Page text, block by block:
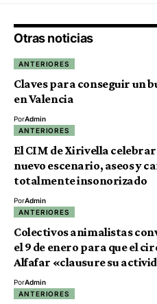
Otras noticias
ANTERIORES
Claves para conseguir un
en Valencia
PorAdmin
ANTERIORES
El CIM de Xirivella
nuevo escenario, aseos y
totalmente insonorizado
PorAdmin
ANTERIORES
Colectivos animalistas
el 9 de enero para que el
Alfafar «clausure su
PorAdmin
ANTERIORES